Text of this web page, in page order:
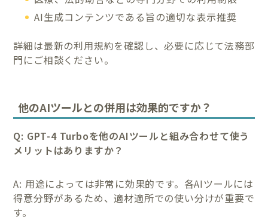
AI生成コンテンツである旨の適切な表示推奨
詳細は最新の利用規約を確認し、必要に応じて法務部
門にご相談ください。
他のAIツールとの併用は効果的ですか？
Q: GPT-4 Turboを他のAIツールと組み合わせて使う
メリットはありますか？
A: 用途によっては非常に効果的です。各AIツールには
得意分野があるため、適材適所での使い分けが重要で
す。